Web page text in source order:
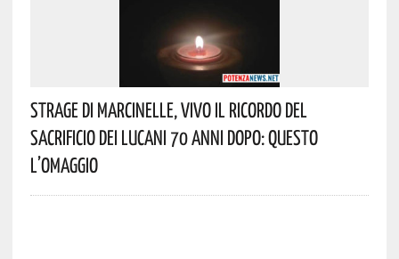
Strage Di Marcinelle, Vivo Il Ricordo Del
Sacrificio Dei Lucani 70 Anni Dopo: Questo
L’omaggio